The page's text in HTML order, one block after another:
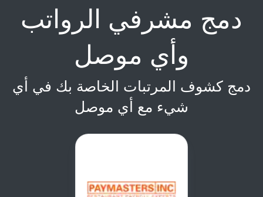
دمج مشرفي الرواتب
وأي موصل
دمج كشوف المرتبات الخاصة بك في أي
شيء مع أي موصل